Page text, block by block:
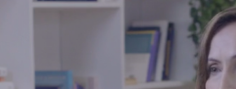
Sustentabilidad
Financiamiento